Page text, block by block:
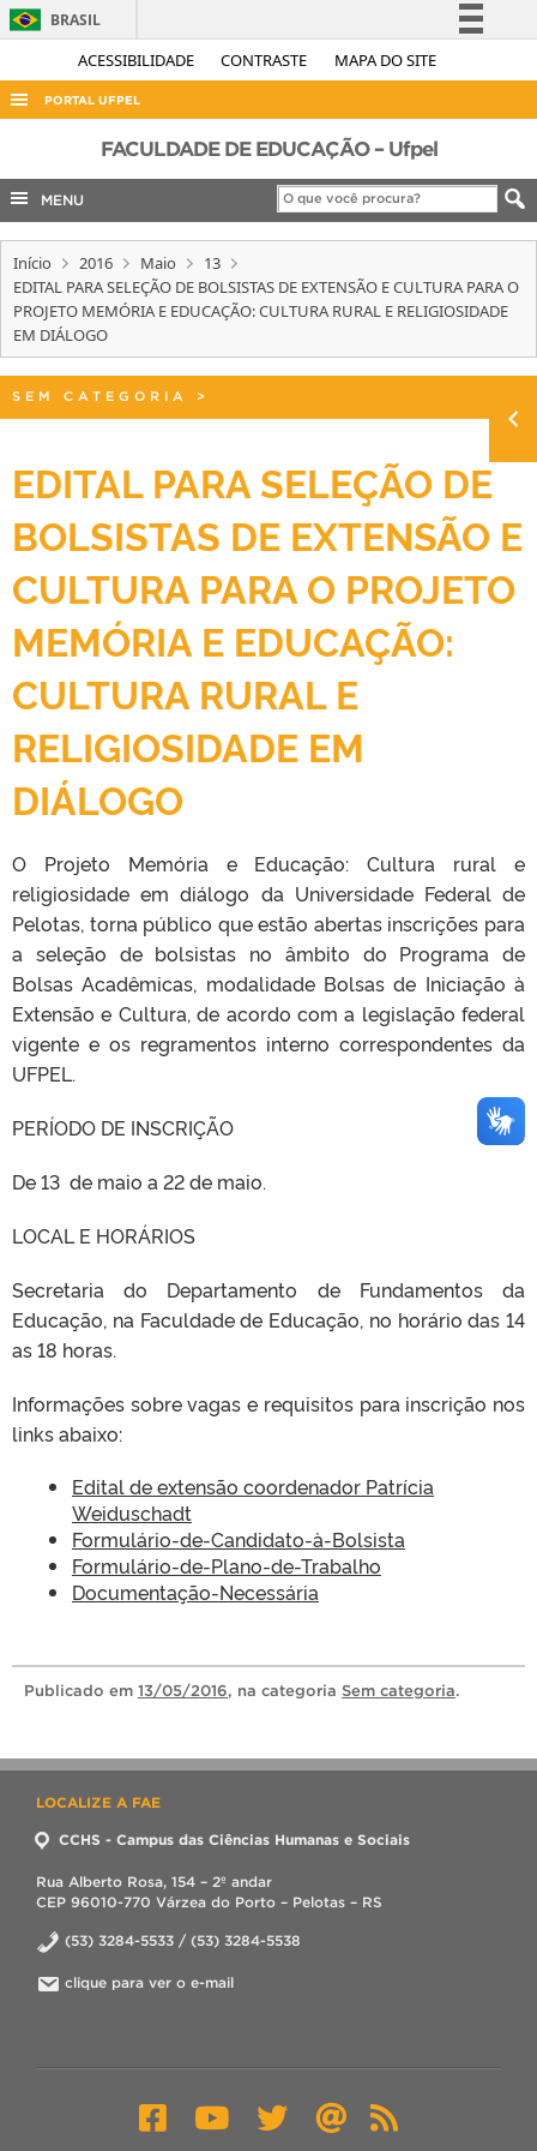
ACESSIBILIDADE CONTRASTE MAPA DO SITE
BRASIL
Simplifique!
Acesso à informação
Legislação
Canais
PORTAL UFPEL
ACESSO À INFORMAÇÃO
AUDITORIA
COBALTO
CONCURSOS
EDITAIS
INTERNACIONAL
FACULDADE DE EDUCAÇÃO – Ufpel
MENU
Início 2016 Maio
13
EDITAL PARA SELEÇÃO DE BOLSISTAS DE EXTENSÃO E CULTURA PARA O
PROJETO MEMÓRIA E EDUCAÇÃO: CULTURA RURAL E RELIGIOSIDADE
EM DIÁLOGO
SEM CATEGORIA >
EDITAL PARA SELEÇÃO DE
BOLSISTAS DE EXTENSÃO E
CULTURA PARA O PROJETO
MEMÓRIA E EDUCAÇÃO:
CULTURA RURAL E
RELIGIOSIDADE EM
DIÁLOGO
O Projeto Memória e Educação: Cultura rural e
religiosidade em diálogo da Universidade Federal de
Pelotas, torna público que estão abertas inscrições para
a seleção de bolsistas no âmbito do Programa de
Bolsas Acadêmicas, modalidade Bolsas de Iniciação à
Extensão e Cultura, de acordo com a legislação federal
vigente e os regramentos interno correspondentes da
UFPEL.
PERÍODO DE INSCRIÇÃO
De 13 de maio a 22 de maio.
LOCAL E HORÁRIOS
Secretaria do Departamento de Fundamentos da
Educação, na Faculdade de Educação, no horário das 14
as 18 horas.
Informações sobre vagas e requisitos para inscrição nos
links abaixo:
Edital de extensão coordenador Patrícia
Weiduschadt
Formulário-de-Candidato-à-Bolsista
Formulário-de-Plano-de-Trabalho
Documentação-Necessária
Publicado em 13/05/2016, na categoria Sem categoria.
LOCALIZE A FAE
CCHS - Campus das Ciências Humanas e Sociais
Rua Alberto Rosa, 154 – 2º andar
CEP 96010-770 Várzea do Porto – Pelotas – RS
(53) 3284-5533 / (53) 3284-5538
clique para ver o e-mail